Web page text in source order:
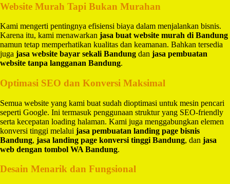
Website Murah Tapi Bukan Murahan
Kami mengerti pentingnya efisiensi biaya dalam menjalankan bisnis.
Karena itu, kami menawarkan jasa buat website murah di Bandung
namun tetap memperhatikan kualitas dan keamanan. Bahkan tersedia
juga jasa website bayar sekali Bandung dan jasa pembuatan
website tanpa langganan Bandung.
Optimasi SEO dan Konversi Maksimal
Semua website yang kami buat sudah dioptimasi untuk mesin pencari
seperti Google. Ini termasuk penggunaan struktur yang SEO-friendly
serta kecepatan loading halaman. Kami juga menggabungkan elemen
konversi tinggi melalui jasa pembuatan landing page bisnis
Bandung, jasa landing page konversi tinggi Bandung, dan jasa
web dengan tombol WA Bandung.
Desain Menarik dan Fungsional